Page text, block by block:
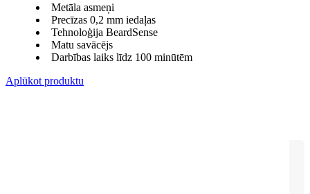
Metāla asmeņi
Precīzas 0,2 mm iedaļas
Tehnoloģija BeardSense
Matu savācējs
Darbības laiks līdz 100 minūtēm
Aplūkot produktu